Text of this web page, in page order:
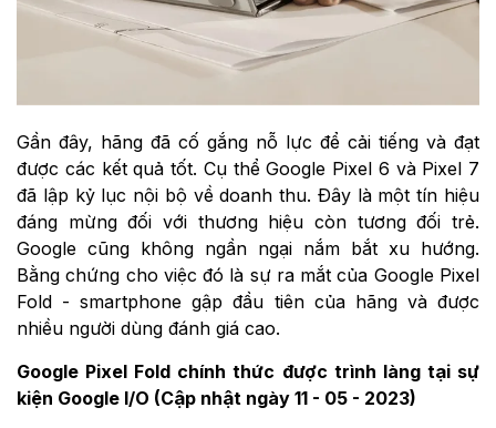
Gần đây, hãng đã cố gắng nỗ lực để cải tiếng và đạt
được các kết quả tốt. Cụ thể Google Pixel 6 và Pixel 7
đã lập kỷ lục nội bộ về doanh thu. Đây là một tín hiệu
đáng mừng đối với thương hiệu còn tương đối trẻ.
Google cũng không ngần ngại nắm bắt xu hướng.
Bằng chứng cho việc đó là sự ra mắt của Google Pixel
Fold - smartphone gập đầu tiên của hãng và được
nhiều người dùng đánh giá cao.
Google Pixel Fold chính thức được trình làng tại sự
kiện Google I/O (Cập nhật ngày 11 - 05 - 2023)